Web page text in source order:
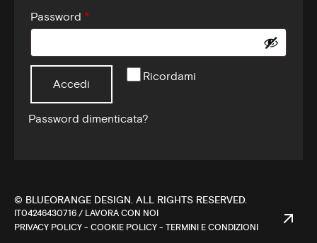
Password *
Ricordami
Accedi
Password dimenticata?
© BLUEORANGE DESIGN. ALL RIGHTS RESERVED.
IT04246430716 / LAVORA CON NOI
PRIVACY POLICY - COOKIE POLICY - TERMINI E CONDIZIONI